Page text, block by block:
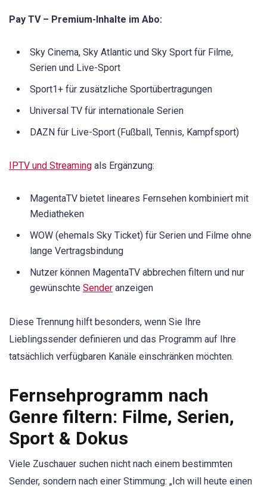
Pay TV – Premium-Inhalte im Abo:
Sky Cinema, Sky Atlantic und Sky Sport für Filme,
Serien und Live-Sport
Sport1+ für zusätzliche Sportübertragungen
Universal TV für internationale Serien
DAZN für Live-Sport (Fußball, Tennis, Kampfsport)
IPTV und Streaming als Ergänzung:
MagentaTV bietet lineares Fernsehen kombiniert mit
Mediatheken
WOW (ehemals Sky Ticket) für Serien und Filme ohne
lange Vertragsbindung
Nutzer können MagentaTV abbrechen filtern und nur
gewünschte Sender anzeigen
Diese Trennung hilft besonders, wenn Sie Ihre
Lieblingssender definieren und das Programm auf Ihre
tatsächlich verfügbaren Kanäle einschränken möchten.
Fernsehprogramm nach
Genre filtern: Filme, Serien,
Sport & Dokus
Viele Zuschauer suchen nicht nach einem bestimmten
Sender, sondern nach einer Stimmung: „Ich will heute einen